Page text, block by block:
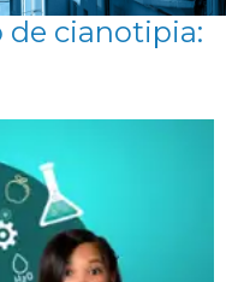
de cianotipia: